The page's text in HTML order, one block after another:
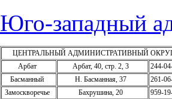
Юго-западный
ЦЕНТРАЛЬНЫЙ АДМИНИСТРАТИВНЫЙ
Арбат
Арбат, 40, стр. 2, 3
244-
Басманный
Н. Басманная, 37
261-
Замоскворечье
Бахрушина, 20
959-